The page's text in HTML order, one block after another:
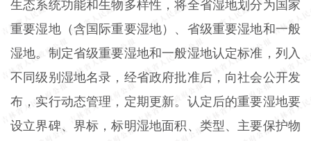
生态系统功能和生物多样性，将全省湿地划分为国家
重要湿地（含国际重要湿地）、省级重要湿地和一般
湿地。制定省级重要湿地和一般湿地认定标准，列入
不同级别湿地名录，经省政府批准后，向社会公开发
布，实行动态管理，定期更新。认定后的重要湿地要
设立界碑、界标，标明湿地面积、类型、主要保护物